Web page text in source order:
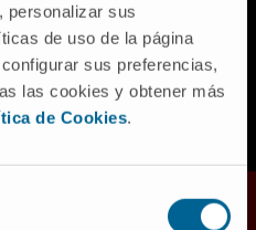
personalizar sus
de uso de la página
sus preferencias,
las cookies y obtener más
de Cookies.